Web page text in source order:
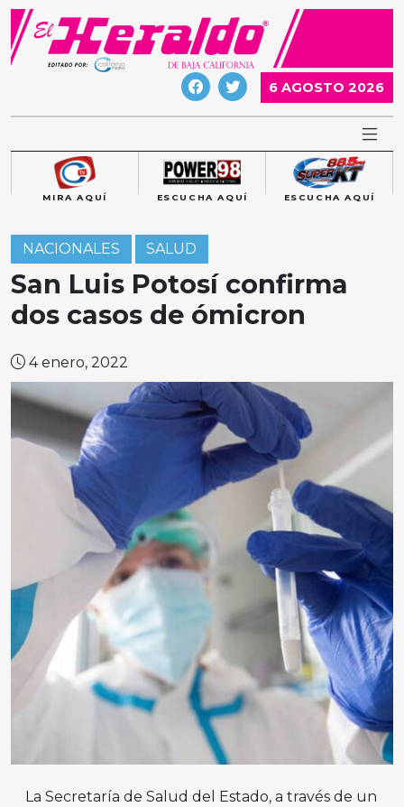
Skip
content
6 AGOSTO 2026
MIRA AQUÍ ESCUCHA AQUÍ ESCUCHA AQUÍ
NACIONALES SALUD
San Luis Potosí confirma
dos casos de ómicron
4 enero, 2022
La Secretaría de Salud del Estado, a través de un